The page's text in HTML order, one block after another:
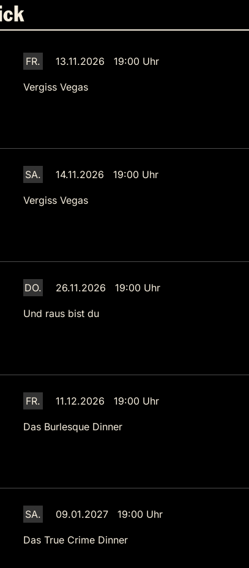
FR. 13.11.2026 19:00 Uhr
Vergiss Vegas
SA. 14.11.2026 19:00 Uhr
Vergiss Vegas
DO. 26.11.2026 19:00 Uhr
Und raus bist du
FR. 11.12.2026 19:00 Uhr
Das Burlesque Dinner
SA. 09.01.2027 19:00 Uhr
Das True Crime Dinner